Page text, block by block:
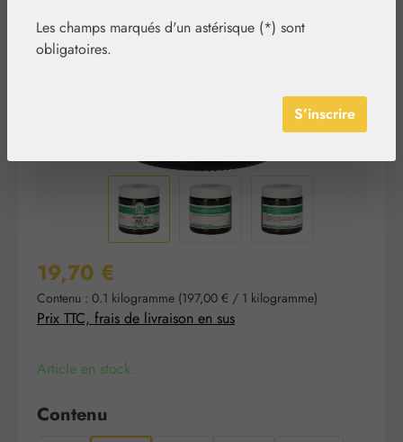
Prix régulier :
19,70 €
Contenu : 0.1 kilogramme (197,00 € / 1 kilogramme)
Prix TTC, frais de livraison en sus
Article en stock.
Sélectionnez
Contenu
Les champs marqués d'un astérisque (*) sont
obligatoires.
S’inscrire